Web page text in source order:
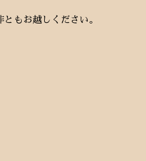
もお越しください。